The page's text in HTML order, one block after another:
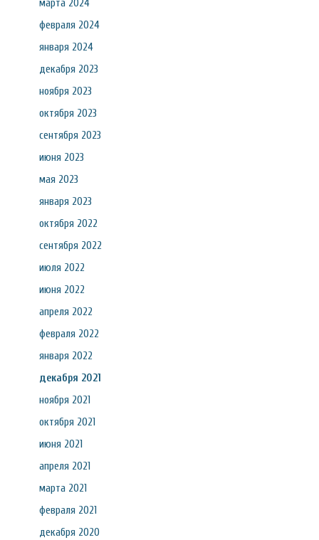
марта 2024
февраля 2024
января 2024
декабря 2023
ноября 2023
октября 2023
сентября 2023
июня 2023
мая 2023
января 2023
октября 2022
сентября 2022
июля 2022
июня 2022
апреля 2022
февраля 2022
января 2022
декабря 2021
ноября 2021
октября 2021
июня 2021
апреля 2021
марта 2021
февраля 2021
декабря 2020